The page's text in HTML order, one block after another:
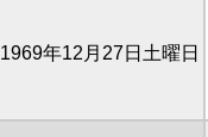
1969年12月27日土曜日